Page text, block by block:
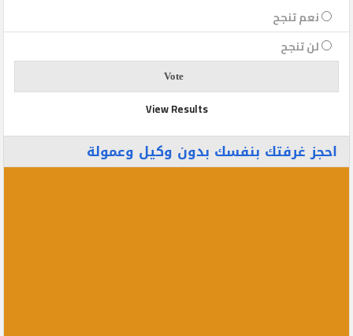
نعم تنجح
لن تنجح
View Results
احجز غرفتك بنفسك بدون وكيل وعمولة